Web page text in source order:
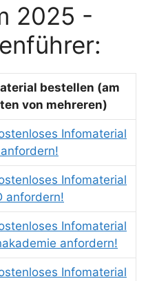
2025 -
bestellen (am
von mehreren)
Infomaterial
Infomaterial
anfordern!
Infomaterial
anfordern!
Infomaterial